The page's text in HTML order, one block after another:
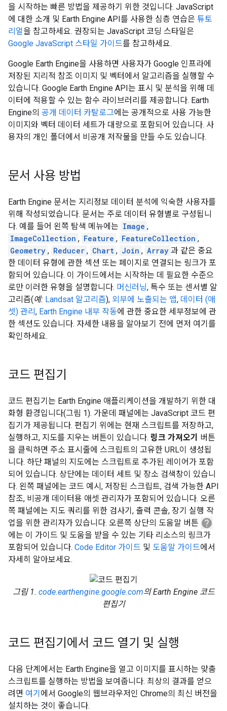
을 시작하는 빠른 방법을 제공하기 위한 것입니다. JavaScript
에 대한 소개 및 Earth Engine API를 사용한 심층 연습은 튜토
리얼을 참고하세요. 권장되는 JavaScript 코딩 스타일은
Google JavaScript 스타일 가이드를 참고하세요.
Google Earth Engine을 사용하면 사용자가 Google 인프라에
저장된 지리적 참조 이미지 및 벡터에서 알고리즘을 실행할 수
있습니다. Google Earth Engine API는 표시 및 분석을 위해 데
이터에 적용할 수 있는 함수 라이브러리를 제공합니다. Earth
Engine의 공개 데이터 카탈로그에는 공개적으로 사용 가능한
이미지와 벡터 데이터 세트가 대량으로 포함되어 있습니다. 사
용자의 개인 폴더에서 비공개 저작물을 만들 수도 있습니다.
문서 사용 방법
Earth Engine 문서는 지리정보 데이터 분석에 익숙한 사용자를
위해 작성되었습니다. 문서는 주로 데이터 유형별로 구성됩니
다. 예를 들어 왼쪽 탐색 메뉴에는 Image ,
ImageCollection , Feature , FeatureCollection ,
Geometry , Reducer , Chart , Join , Array 과 같은 중요
한 데이터 유형에 관한 섹션 또는 페이지로 연결되는 링크가 포
함되어 있습니다. 이 가이드에서는 시작하는 데 필요한 수준으
로만 이러한 유형을 설명합니다. 머신러닝, 특수 또는 센서별 알
고리즘(예: Landsat 알고리즘), 외부에 노출되는 앱, 데이터 (애
셋) 관리 , Earth Engine 내부 작동에 관한 중요한 세부정보에 관
한 섹션도 있습니다. 자세한 내용을 알아보기 전에 먼저 여기를
확인하세요.
코드 편집기
코드 편집기는 Earth Engine 애플리케이션을 개발하기 위한 대
화형 환경입니다(그림 1). 가운데 패널에는 JavaScript 코드 편
집기가 제공됩니다. 편집기 위에는 현재 스크립트를 저장하고,
실행하고, 지도를 지우는 버튼이 있습니다. 링크 가져오기
버튼
을 클릭하면 주소 표시줄에 스크립트의 고유한 URL이 생성됩
니다. 하단 패널의 지도에는 스크립트로 추가된 레이어가 포함
되어 있습니다. 상단에는 데이터 세트 및 장소 검색창이 있습니
다. 왼쪽 패널에는 코드 예시, 저장된 스크립트, 검색 가능한 API
참조, 비공개 데이터용 애셋 관리자가 포함되어 있습니다. 오른
쪽 패널에는 지도 쿼리를 위한 검사기, 출력 콘솔, 장기 실행 작
업을 위한 관리자가 있습니다. 오른쪽 상단의 도움말 버튼 help
에는 이 가이드 및 도움을 받을 수 있는 기타 리소스의 링크가
포함되어 있습니다. Code Editor 가이드 및 도움말 가이드에서
자세히 알아보세요.
그림 1. code.earthengine.google.com의 Earth Engine 코드
편집기
코드 편집기에서 코드 열기 및 실행
다음 단계에서는 Earth Engine을 열고 이미지를 표시하는 맞춤
스크립트를 실행하는 방법을 보여줍니다. 최상의 결과를 얻으
려면 여기 에서 Google의 웹브라우저인 Chrome의 최신 버전을
설치하는 것이 좋습니다.